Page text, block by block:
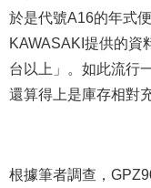
於是代號A16的年式
KAWASAKI提供的資
台以上」。如此流行
還算得上是庫存相對
根據筆者調查，